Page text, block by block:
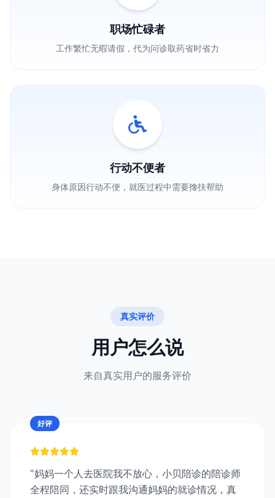
职场忙碌者
工作繁忙无暇请假，代为问诊取药省时省力
行动不便者
身体原因行动不便，就医过程中需要搀扶帮助
真实评价
用户怎么说
来自真实用户的服务评价
好评
"妈妈一个人去医院我不放心，小贝陪诊的陪诊师
全程陪同，还实时跟我沟通妈妈的就诊情况，真